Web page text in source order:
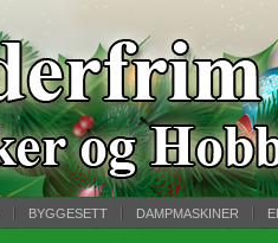
BYGGESETT DAMPMASKINER